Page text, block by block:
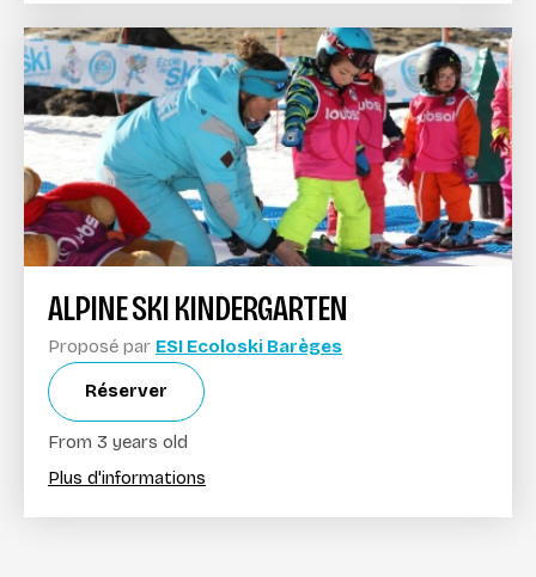
ALPINE SKI KINDERGARTEN
Proposé par ESI Ecoloski Barèges
Réserver
From 3 years old
Plus d'informations